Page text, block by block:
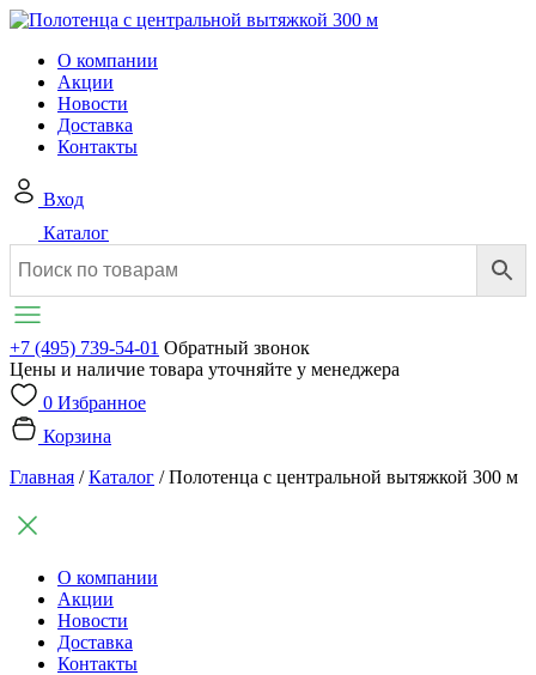
О компании
Акции
Новости
Доставка
Контакты
Вход
Каталог
+7 (495) 739-54-01 Обратный звонок
Цены и наличие товара уточняйте у менеджера
0 Избранное
Корзина
Главная /Каталог /Полотенца с центральной вытяжкой 300 м
О компании
Акции
Новости
Доставка
Контакты